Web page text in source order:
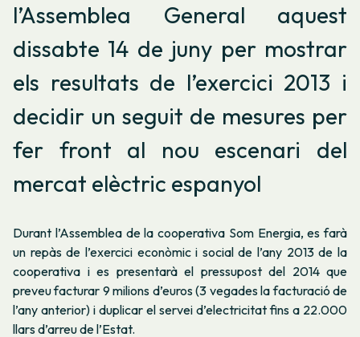
l’Assemblea General aquest
dissabte 14 de juny per mostrar
els resultats de l’exercici 2013 i
decidir un seguit de mesures per
fer front al nou escenari del
mercat elèctric espanyol
Durant l’Assemblea de la cooperativa Som Energia, es farà
un repàs de l’exercici econòmic i social de l’any 2013 de la
cooperativa i es presentarà el pressupost del 2014 que
preveu facturar 9 milions d’euros (3 vegades la facturació de
l’any anterior) i duplicar el servei d’electricitat fins a 22.000
llars d’arreu de l’Estat.